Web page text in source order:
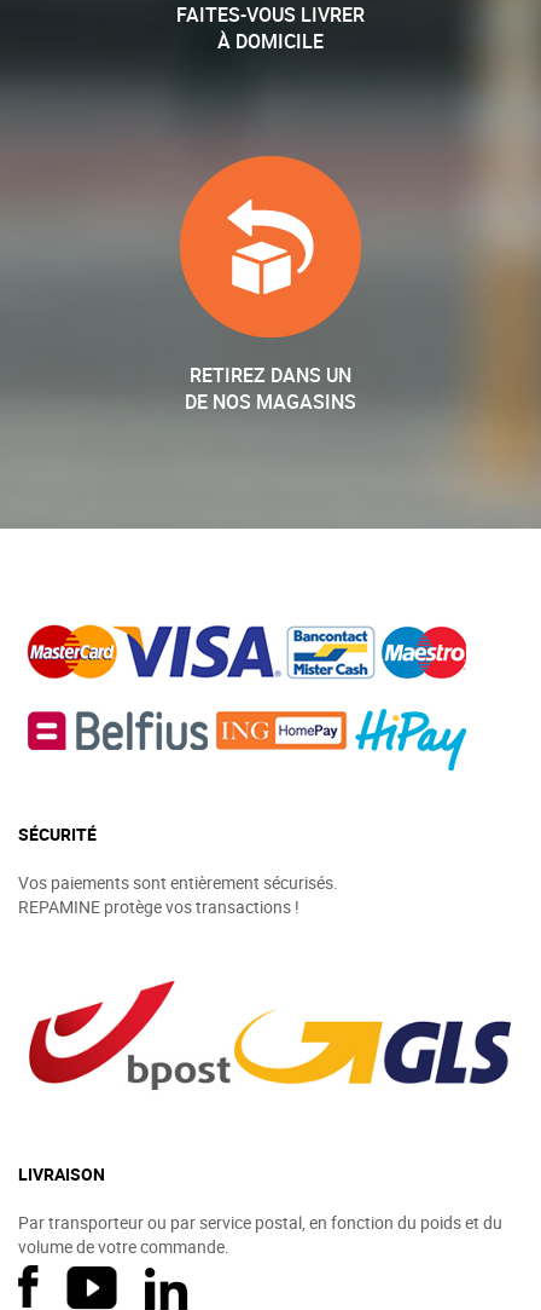
FAITES-VOUS LIVRER
À DOMICILE
RETIREZ DANS UN
DE NOS MAGASINS
SÉCURITÉ
Vos paiements sont entièrement sécurisés.
REPAMINE protège vos transactions !
LIVRAISON
Par transporteur ou par service postal, en fonction du poids et du
volume de votre commande.